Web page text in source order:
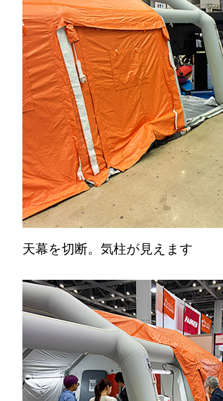
天幕を切断。気柱が見えます